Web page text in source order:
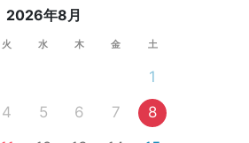
2026年8月
火 水 木 金 土
1
4 5 6 7
8